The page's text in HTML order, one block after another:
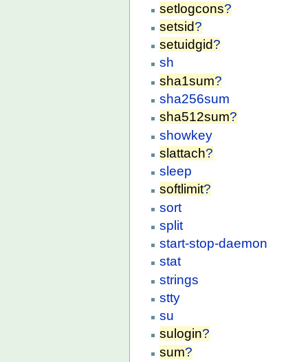
setlogcons?
setsid?
setuidgid?
sh
sha1sum?
sha256sum
sha512sum?
showkey
slattach?
sleep
softlimit?
sort
split
start-stop-daemon
stat
strings
stty
su
sulogin?
sum?